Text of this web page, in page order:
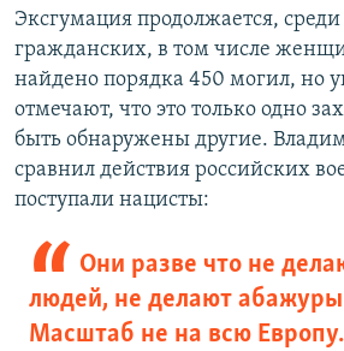
д
ы
д
у
щ
и
й
д
у
ю
щ
и
й
с
а
й
д
Эксгумация продолжается,
гражданских, в том числе
найдено порядка 450 могил, но
отмечают, что это только одно
быть обнаружены другие.
сравнил действия российских
поступали нацисты:
Они разве что не
людей, не делают
Масштаб не на всю